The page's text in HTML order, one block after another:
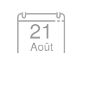
21
Août